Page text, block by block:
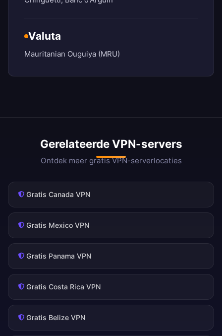
Valuta
Mauritanian Ouguiya (MRU)
Gerelateerde VPN-servers
Ontdek meer gratis VPN-serverlocaties
Gratis Canada VPN
Gratis Mexico VPN
Gratis Panama VPN
Gratis Costa Rica VPN
Gratis Belize VPN